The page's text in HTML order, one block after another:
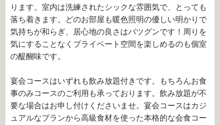
ります。室内は洗練されたシックな雰囲気で、とっても
落ち着きます。どのお部屋も暖色照明の優しい明かりで
気持ちが和らぎ、居心地の良さはバツグンです！周りを
気にすることなくプライベート空間を楽しめるのも個室
の醍醐味です。
宴会コースはいずれも飲み放題付きです。もちろんお食
事のみコースのご利用も承っております。飲み放題が不
要な場合はお申し付けくださいませ。宴会コースはカジ
ュアルなプランから高級食材を使った本格的な会食コー